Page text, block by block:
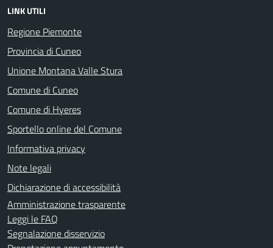
LINK UTILI
Regione Piemonte
Provincia di Cuneo
Unione Montana Valle Stura
Comune di Cuneo
Comune di Hyeres
Sportello online del Comune
Informativa privacy
Note legali
Dichiarazione di accessibilità
Amministrazione trasparente
Leggi le FAQ
Segnalazione disservizio